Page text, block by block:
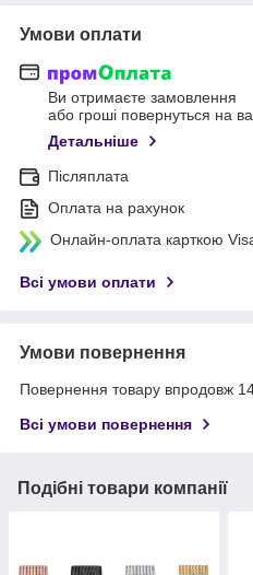
Умови оплати
Ви отримаєте замовлення
або гроші повернуться на
Детальніше
Післяплата
Оплата на рахунок
Онлайн-оплата карткою
Всі умови оплати
Умови повернення
Повернення товару впродовж
Всі умови повернення
Подібні товари компанії